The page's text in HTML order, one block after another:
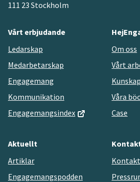
111 23 Stockholm
Vårt erbjudande
Ledarskap
Medarbetarskap
Engagemang
Kommunikation
Engagemangsindex
Om oss
Vårt
Våra
Case
Aktuellt
Artiklar
Engagemangspodden